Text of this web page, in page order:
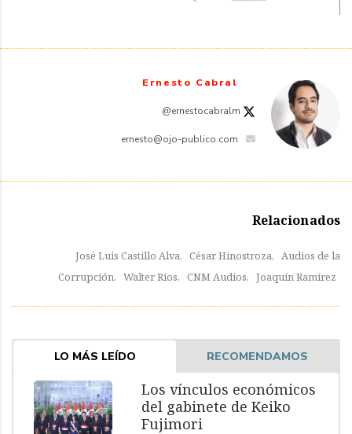
Ernesto Cabral
@ernestocabralm
ernesto@ojo-publico.com
Relacionados
José Luis Castillo Alva, César Hinostroza, Audios de la
Corrupción, Walter Ríos, CNM Audios, Joaquín Ramírez
LO MÁS LEÍDO RECOMENDAMOS
Los vínculos económicos
del gabinete de Keiko
Fujimori